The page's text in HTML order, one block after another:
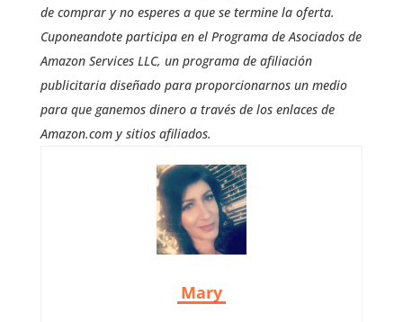
de comprar y no esperes a que se termine la oferta.
Cuponeandote participa en el Programa de Asociados de
Amazon Services LLC, un programa de afiliación
publicitaria diseñado para proporcionarnos un medio
para que ganemos dinero a través de los enlaces de
Amazon.com y sitios afiliados.
Mary